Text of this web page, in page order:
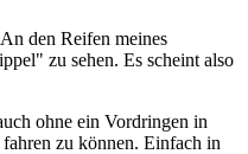
den Reifen meines
zu sehen. Es scheint also
ohne ein Vordringen in
zu können. Einfach in